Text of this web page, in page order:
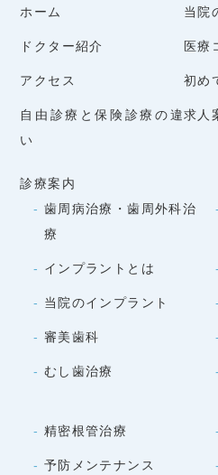
ホーム 当院
ドクター紹介 医療
アクセス 初め
自由診療と保険診療の違
い
求人
診療案内
歯周病治療・歯周外科治
療
インプラントとは
当院のインプラント
審美歯科
むし歯治療
精密根管治療
予防メンテナンス